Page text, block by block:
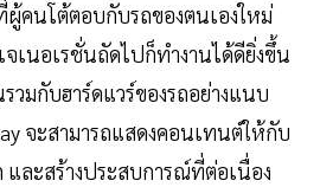
ผู้คนโต้ตอบกับรถของตนเองใหม่
เนอเรชั่นถัดไปก็ทำงานได้ดียิ่งขึ้น
วมกับฮาร์ดแวร์ของรถอย่างแนบ
จะสามารถแสดงคอนเทนต์ให้กับ
ละสร้างประสบการณ์ที่ต่อเนื่อง